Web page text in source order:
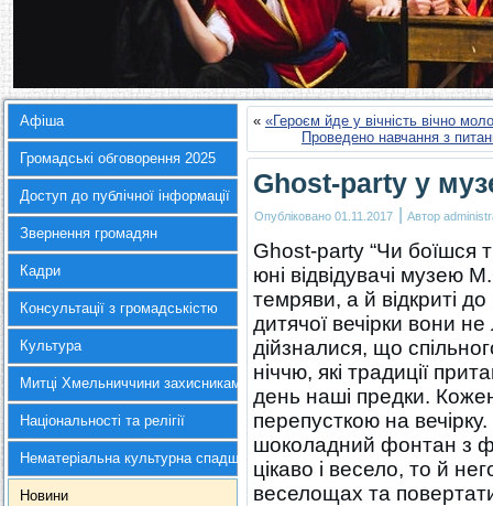
Афіша
Громадські обговорення 2025
Доступ до публічної інформації
Звернення громадян
Кадри
Консультації з громадськістю
Культура
Митці Хмельниччини захисникам України
Національності та релігії
Нематеріальна культурна спадщина
Новини
« «Героєм йде у вічність вічно
Проведено навчання з
Ghost-party у
Опубліковано 01.11.2017 | Автор
Ghost-party “Чи боїшся
юні відвідувачі музею
темряви, а й відкриті
дитячої вечірки вони
дійзналися, що
ніччю, які традиції
день наші предки.
перепусткою на
шоколадний фонтан з
цікаво і весело, то й
веселощах та